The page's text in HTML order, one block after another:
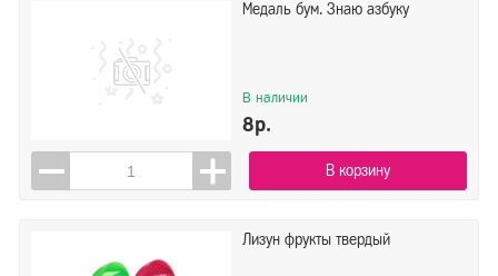
Медаль бум. Знаю азбуку
В наличии
8р.
В корзину
Лизун фрукты твердый